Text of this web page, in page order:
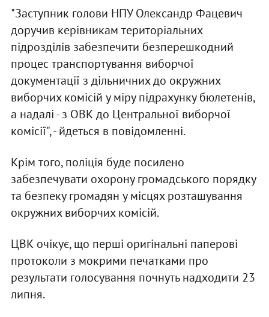
"Заступник голови НПУ Олександр Фацевич
доручив керівникам територіальних
підрозділів забезпечити безперешкодний
процес транспортування виборчої
документації з дільничних до окружних
виборчих комісій у міру підрахунку бюлетенів,
а надалі - з ОВК до Центральної виборчої
комісії", - йдеться в повідомленні.
Крім того, поліція буде посилено
забезпечувати охорону громадського порядку
та безпеку громадян у місцях розташування
окружних виборчих комісій.
ЦВК очікує, що перші оригінальні паперові
протоколи з мокрими печатками про
результати голосування почнуть надходити 23
липня.